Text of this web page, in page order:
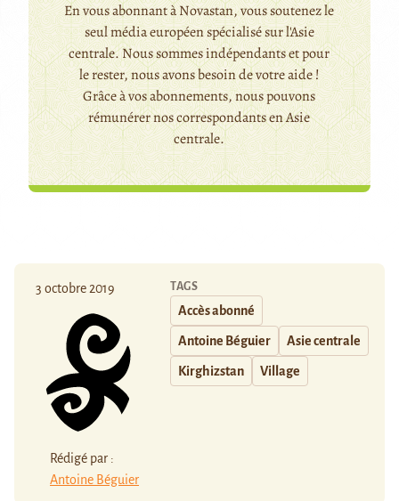
En vous abonnant à Novastan, vous soutenez le
seul média européen spécialisé sur l'Asie
centrale. Nous sommes indépendants et pour
le rester, nous avons besoin de votre aide !
Grâce à vos abonnements, nous pouvons
rémunérer nos correspondants en Asie
centrale.
3 octobre 2019
Rédigé par :
Antoine Béguier
TAGS
Accès abonné
Antoine Béguier Asie centrale
Kirghizstan Village